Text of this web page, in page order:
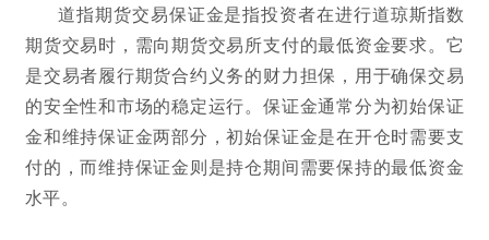
道指期货交易保证金是指投资者在进行道琼斯指数
期货交易时，需向期货交易所支付的最低资金要求。它
是交易者履行期货合约义务的财力担保，用于确保交易
的安全性和市场的稳定运行。保证金通常分为初始保证
金和维持保证金两部分，初始保证金是在开仓时需要支
付的，而维持保证金则是持仓期间需要保持的最低资金
水平。